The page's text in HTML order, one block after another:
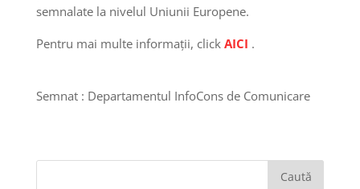
semnalate la nivelul Uniunii Europene.
Pentru mai multe informații, click AICI .
Semnat : Departamentul InfoCons de Comunicare
Caută